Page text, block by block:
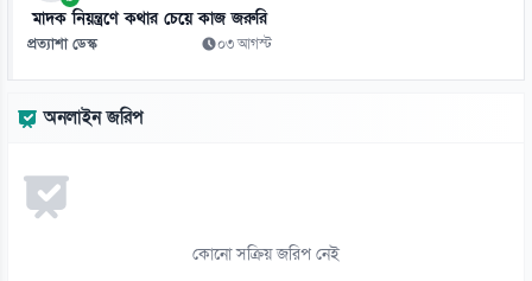
মাদক নিয়ন্ত্রণে কথার চেয়ে কাজ জরুরি
প্রত্যাশা ডেস্ক ০৩ আগস্ট
অনলাইন জরিপ
কোনো সক্রিয় জরিপ নেই